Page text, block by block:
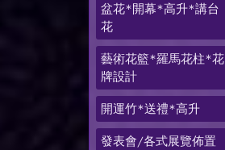
盆花*開幕*高升*講台
花
藝術花籃*羅馬花柱*花
牌設計
開運竹*送禮*高升
發表會/各式展覽佈置